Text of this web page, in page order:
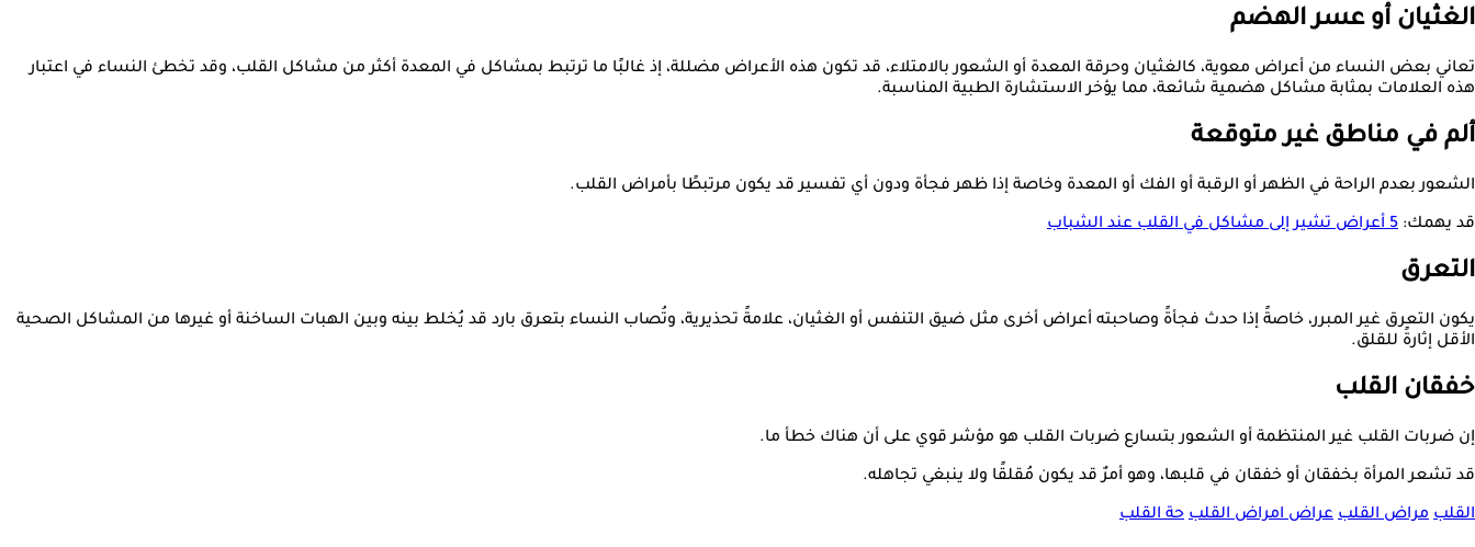
الغثيان أو عسر الهضم
تعاني بعض النساء من أعراض معوية، كالغثيان وحرقة المعدة أو الشعور بالامتلاء، قد تكون هذه الأعراض مضللة، إذ غالبًا ما ترتبط بمشاكل في المعدة أكثر من مشاكل القلب، وقد تخطئ النساء في اعتبار
هذه العلامات بمثابة مشاكل هضمية شائعة، مما يؤخر الاستشارة الطبية المناسبة.
ألم في مناطق غير متوقعة
الشعور بعدم الراحة في الظهر أو الرقبة أو الفك أو المعدة وخاصة إذا ظهر فجأة ودون أي تفسير قد يكون مرتبطًا بأمراض القلب.
قد يهمك: 5 أعراض تشير إلى مشاكل في القلب عند الشباب
التعرق
يكون التعرق غير المبرر، خاصةً إذا حدث فجأةً وصاحبته أعراض أخرى مثل ضيق التنفس أو الغثيان، علامةً تحذيرية، وتُصاب النساء بتعرق بارد قد يُخلط بينه وبين الهبات الساخنة أو غيرها من المشاكل الصحية
الأقل إثارةً للقلق.
خفقان القلب
إن ضربات القلب غير المنتظمة أو الشعور بتسارع ضربات القلب هو مؤشر قوي على أن هناك خطأ ما.
قد تشعر المرأة بخفقان أو خفقان في قلبها، وهو أمرٌ قد يكون مُقلقًا ولا ينبغي تجاهله.
القلب مراض القلب عراض امراض القلب حة القلب